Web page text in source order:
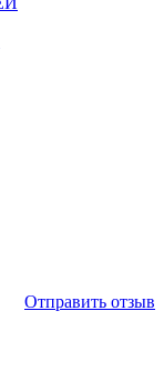
Отправить отзыв